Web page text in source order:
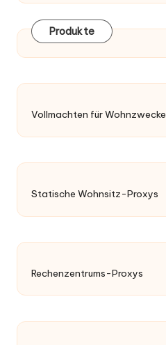
Produkte
Vollmachten für Wohnzwecke
Statische Wohnsitz-Proxys
Rechenzentrums-Proxys